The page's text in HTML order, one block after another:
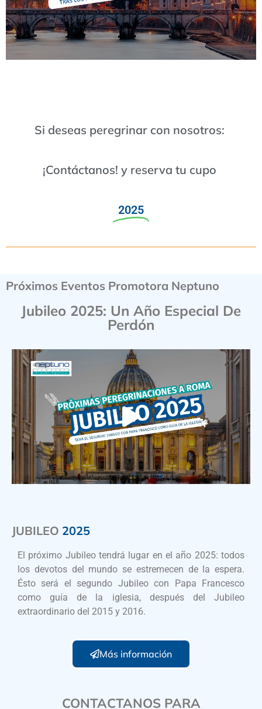
Si deseas peregrinar con nosotros:
¡Contáctanos! y reserva tu cupo
2025
Próximos Eventos Promotora Neptuno
Jubileo 2025: Un Año Especial De
Perdón
JUBILEO 2025
El próximo Jubileo tendrá lugar en el año 2025: todos
los devotos del mundo se estremecen de la espera.
Ésto será el segundo Jubileo con Papa Francesco
como guía de la iglesia, después del Jubileo
extraordinario del 2015 y 2016.
Más información
CONTACTANOS PARA